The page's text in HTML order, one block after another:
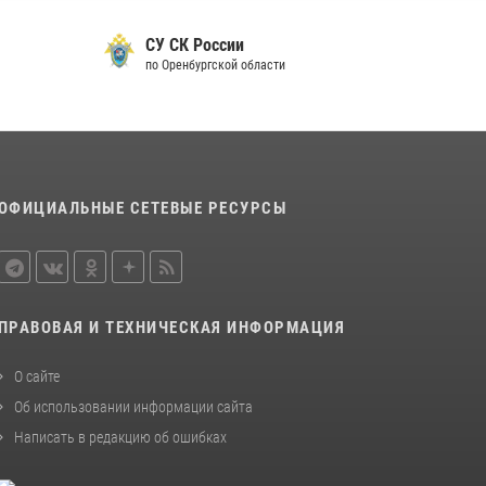
праздновании Дня ВМФ в Оренбурге
27 июля 2026, 09:41 2
спасен мужчина в тяжелой жизненной
CУ СК России
по Оренбургской области
СЕТЕВЫЕ РЕСУРСЫ
ПРАВОВАЯ И ТЕХНИЧЕСКАЯ ИНФОРМАЦИЯ
О сайте
Об использовании информации сайта
Написать в редакцию об ошибках